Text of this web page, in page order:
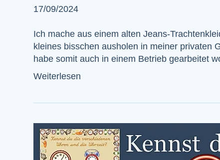
17/09/2024
Ich mache aus einem alten Jeans-
kleines bisschen ausholen in meiner privaten
habe somit auch in einem Betrieb gearbeitet
Weiterlesen